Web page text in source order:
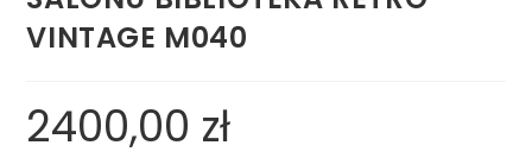
VINTAGE M040
2400,00 zł